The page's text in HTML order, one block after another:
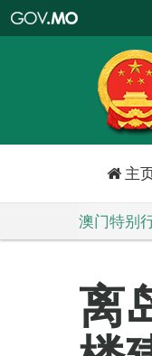
特
政
区
政
口
主
澳门特别
离